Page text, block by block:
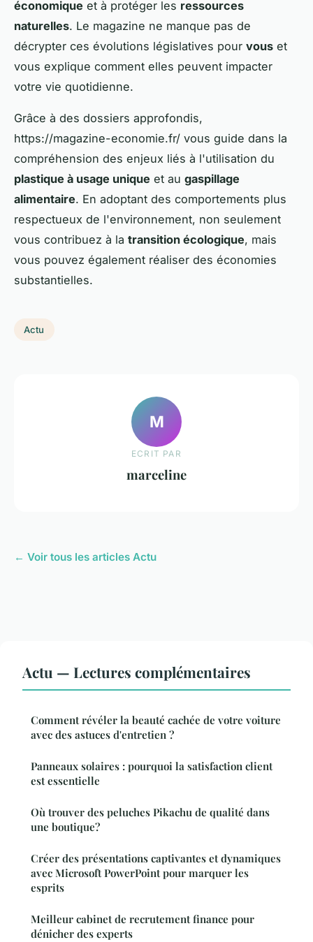
économique et à protéger les ressources
naturelles. Le magazine ne manque pas de
décrypter ces évolutions législatives pour vous et
vous explique comment elles peuvent impacter
votre vie quotidienne.
Grâce à des dossiers approfondis,
https://magazine-economie.fr/ vous guide dans la
compréhension des enjeux liés à l'utilisation du
plastique à usage unique et au gaspillage
alimentaire. En adoptant des comportements plus
respectueux de l'environnement, non seulement
vous contribuez à la transition écologique, mais
vous pouvez également réaliser des économies
substantielles.
Actu
M
ECRIT PAR
marceline
← Voir tous les articles Actu
Actu — Lectures complémentaires
Comment révéler la beauté cachée de votre voiture
avec des astuces d'entretien ?
Panneaux solaires : pourquoi la satisfaction client
est essentielle
Où trouver des peluches Pikachu de qualité dans
une boutique?
Créer des présentations captivantes et dynamiques
avec Microsoft PowerPoint pour marquer les
esprits
Meilleur cabinet de recrutement finance pour
dénicher des experts